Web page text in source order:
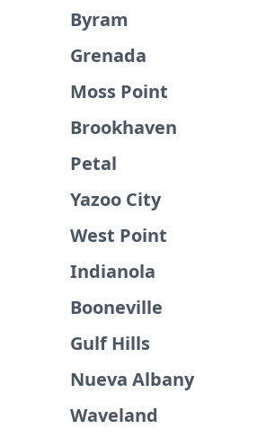
Byram
Grenada
Moss Point
Brookhaven
Petal
Yazoo City
West Point
Indianola
Booneville
Gulf Hills
Nueva Albany
Waveland